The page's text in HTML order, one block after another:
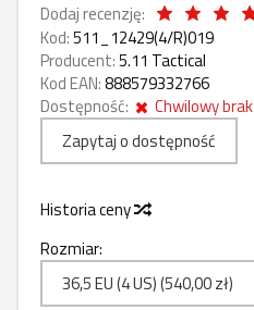
Dodaj recenzję:
Kod:511_12429(4/R)019
Producent:5.11 Tactical
Kod EAN:888579332766
Dostępność:
Chwilowy brak
Zapytaj o dostępność
Historia ceny
Rozmiar:
36,5 EU (4 US) (540,00 zł)